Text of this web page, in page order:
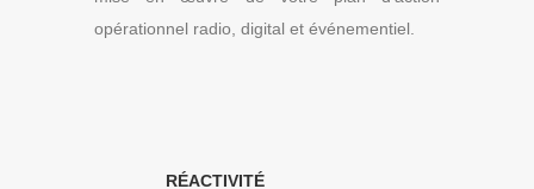
opérationnel radio, digital et événementiel.
RÉACTIVITÉ